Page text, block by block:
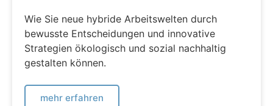
Wie Sie neue hybride Arbeitswelten durch
bewusste Entscheidungen und innovative
Strategien ökologisch und sozial nachhaltig
gestalten können.
mehr erfahren